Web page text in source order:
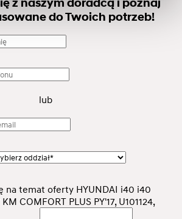
do Twoich potrzeb!
lub
na temat oferty HYUNDAI i40 i40
COMFORT PLUS PY'17, U101124,